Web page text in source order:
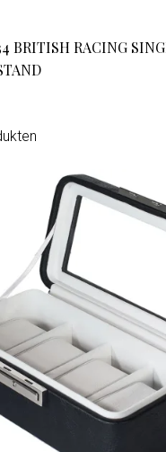
BRITISH RACING